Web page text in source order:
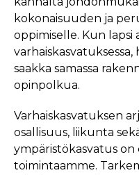
kokonaisuuden ja
oppimiselle. Kun lapsi
saakka samassa
opinpolkua.
Varhaiskasvatuksen
osallisuus, liikunta
ympäristökasvatus on
toimintaamme.